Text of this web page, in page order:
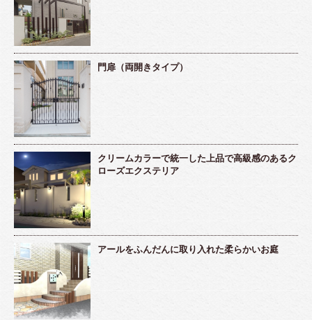
門扉（両開きタイプ）
クリームカラーで統一した上品で高級感のあるク
ローズエクステリア
アールをふんだんに取り入れた柔らかいお庭